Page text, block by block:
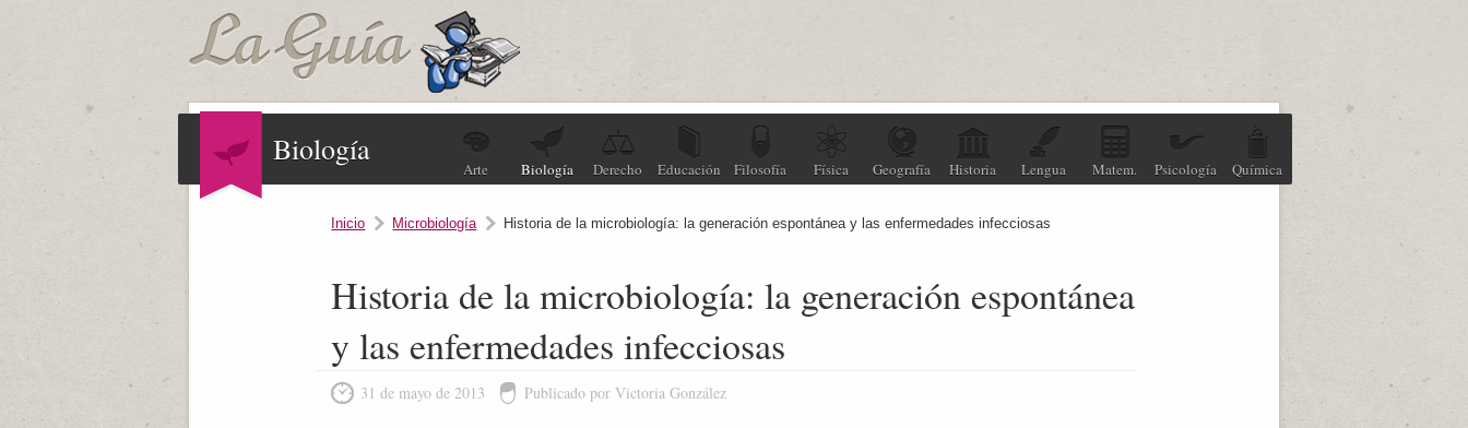
Biología
Arte Biología Derecho Educación Filosofía Física Geografía Historia Lengua Matem. Psicología Química
Inicio Microbiología Historia de la microbiología: la generación espontánea y las enfermedades infecciosas
Historia de la microbiología: la generación espontánea
y las enfermedades infecciosas
31 de mayo de 2013 Publicado por Victoria González